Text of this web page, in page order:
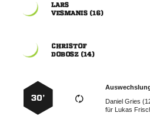

 

 
 
für 
30’